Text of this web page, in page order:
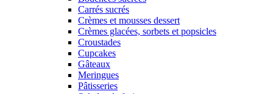
Carrés sucrés
Crèmes et mousses dessert
Crèmes glacées, sorbets et popsicles
Croustades
Cupcakes
Gâteaux
Meringues
Pâtisseries